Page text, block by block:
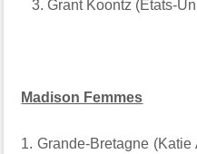
3. Grant Koontz (États-
Madison Femmes
1. Grande-Bretagne